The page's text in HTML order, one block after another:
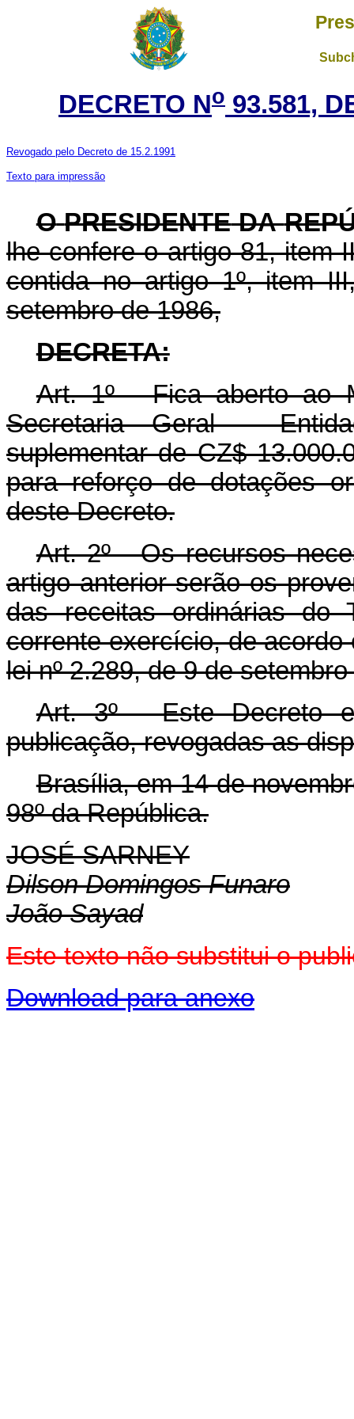
DECRETO No 93.581,
Revogado pelo Decreto de 15.2.1991
Texto para impressão
O PRESIDENTE DA
lhe confere o artigo 81, item
contida no artigo 1º, item
setembro de 1986,
DECRETA:
Art. 1º - Fica aberto ao
Secretaria Geral -
suplementar de CZ$
para reforço de dotações
deste Decreto.
Art. 2º - Os recursos
artigo anterior serão os
das receitas ordinárias do
corrente exercício, de acordo
lei nº 2.289, de 9 de
Art. 3º - Este Decreto
publicação, revogadas as
Brasília, em 14 de
98º da República.
JOSÉ SARNEY
Dilson Domingos Funaro
João Sayad
Este texto não substitui o
Download para anexo